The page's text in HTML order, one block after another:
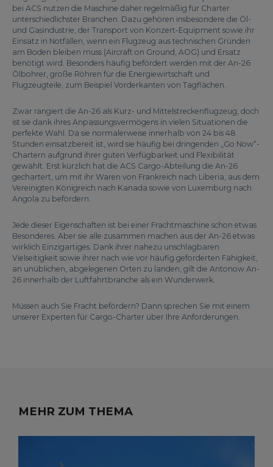
bei ACS nutzen die Maschine daher regelmäßig für Charter
unterschiedlichster Branchen. Dazu gehören insbesondere die Öl-
und Gasindustrie, der Transport von Konzert-Equipment sowie ihr
Einsatz in Notfällen, wenn ein Flugzeug aus technischen Gründen
am Boden bleiben muss (Aircraft on Ground, AOG) und Ersatz
benötigt wird. Besonders häufig befördert werden mit der An-26
Ölbohrer, große Röhren für die Energiewirtschaft und
Flugzeugteile, zum Beispiel Vorderkanten von Tagflächen.
Zwar rangiert die An-26 als Kurz- und Mittelstreckenflugzeug, doch
ist sie dank ihres Anpassungsvermögens in vielen Situationen die
perfekte Wahl. Da sie normalerweise innerhalb von 24 bis 48
Stunden einsatzbereit ist, wird sie häufig bei dringenden „Go Now“-
Chartern aufgrund ihrer guten Verfügbarkeit und Flexibilität
gewählt. Erst kürzlich hat die ACS Cargo-Abteilung die An-26
gechartert, um mit ihr Waren von Frankreich nach Liberia, aus dem
Vereinigten Königreich nach Kanada sowie von Luxemburg nach
Angola zu befördern.
Jede dieser Eigenschaften ist bei einer Frachtmaschine schon etwas
Besonderes. Aber sie alle zusammen machen aus der An-26 etwas
wirklich Einzigartiges. Dank ihrer nahezu unschlagbaren
Vielseitigkeit sowie ihrer nach wie vor häufig geforderten Fähigkeit,
an unüblichen, abgelegenen Orten zu landen, gilt die Antonow An-
26 innerhalb der Luftfahrtbranche als ein Wunderwerk.
Müssen auch Sie Fracht befördern? Dann sprechen Sie mit einem
unserer Experten für Cargo-Charter über Ihre Anforderungen.
MEHR ZUM THEMA